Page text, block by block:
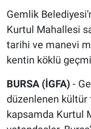
Gemlik
Kurtul Mahallesi
tarihi ve manevi
kentin köklü
BURSA (İGFA) -
düzenlenen kültür
kapsamda Kurtul